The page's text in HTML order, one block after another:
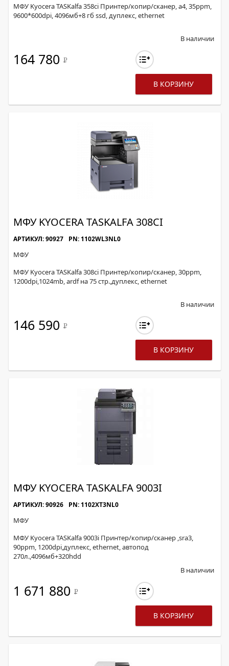
МФУ Kyocera TASKalfa 358ci Принтер/копир/сканер, а4, 35ppm,
9600*600dpi, 4096мб+8 гб ssd, дуплекс, ethernet
В наличии
164 780 Р
В КОРЗИНУ
МФУ KYOCERA TASKALFA 308CI
АРТИКУЛ: 90927 PN: 1102WL3NL0
МФУ
МФУ Kyocera TASKalfa 308ci Принтер/копир/сканер, 30ppm,
1200dpi,1024mb, ardf на 75 стр.,дуплекс, ethernet
В наличии
146 590 Р
В КОРЗИНУ
МФУ KYOCERA TASKALFA 9003I
АРТИКУЛ: 90926 PN: 1102XT3NL0
МФУ
МФУ Kyocera TASKalfa 9003i Принтер/копир/сканер ,sra3,
90ppm, 1200dpi,дуплекс, ethernet, автопод
270л.,4096мб+320hdd
В наличии
1 671 880 Р
В КОРЗИНУ